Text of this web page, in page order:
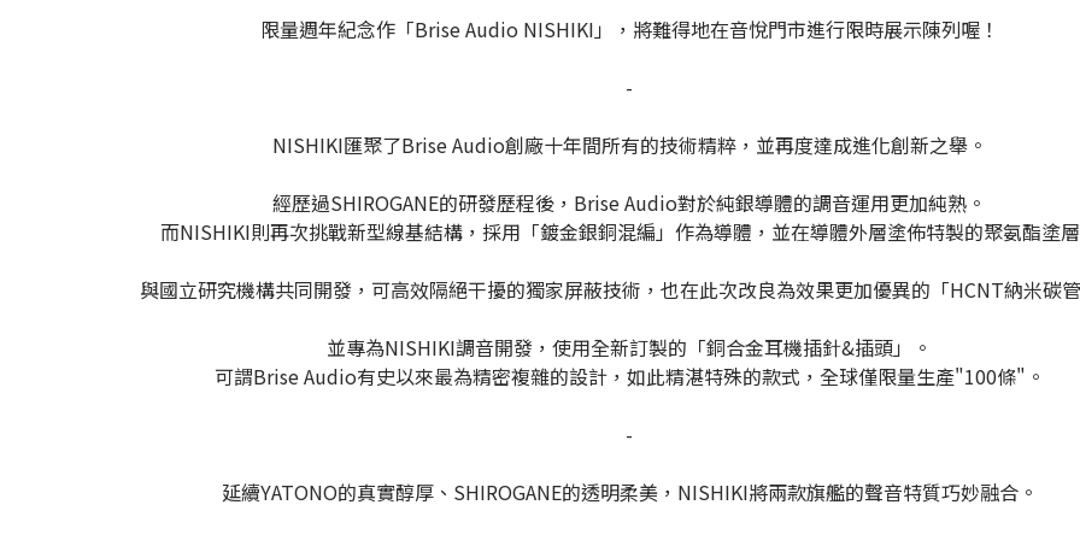
限量週年紀念作「Brise Audio NISHIKI」，將難得地在音悅門市進行限時展示陳列喔！
-
NISHIKI匯聚了Brise Audio創廠十年間所有的技術精粹，並再度達成進化創新之舉。
經歷過SHIROGANE的研發歷程後，Brise Audio對於純銀導體的調音運用更加純熟。
而NISHIKI則再次挑戰新型線基結構，採用「鍍金銀銅混編」作為導體，並在導體外層塗佈特製的聚氨酯塗層
與國立研究機構共同開發，可高效隔絕干擾的獨家屏蔽技術，也在此次改良為效果更加優異的「HCNT納米碳
並專為NISHIKI調音開發，使用全新訂製的「銅合金耳機插針&插頭」。
可謂Brise Audio有史以來最為精密複雜的設計，如此精湛特殊的款式，全球僅限量生產"100條"。
-
延續YATONO的真實醇厚、SHIROGANE的透明柔美，NISHIKI將兩款旗艦的聲音特質巧妙融合。